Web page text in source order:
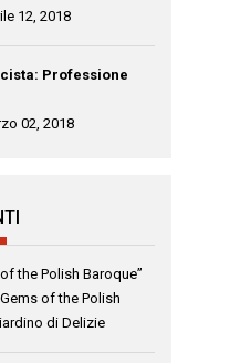
12, 2018
Professione
02, 2018
the Polish Baroque”
Gems of the Polish
di Delizie